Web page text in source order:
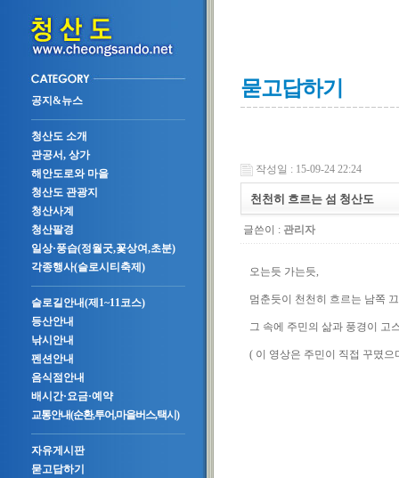
공지&뉴스
청산도 소개
관공서, 상가
해안도로와 마을
청산도 관광지
청산사계
청산팔경
일상·풍습(정월굿,꽃상여,초분)
각종행사(슬로시티축제)
슬로길안내(제1~11코스)
등산안내
낚시안내
펜션안내
음식점안내
배시간·요금·예약
교통안내(순환,투어,마을버스,택시)
자유게시판
묻고답하기
묻고답하기
작성일 : 15-09-24 22:24
천천히 흐르는 섬 청산도
글쓴이 : 관리자
오는듯 가는듯,
멈춘듯이 천천히 흐르는 남쪽
그 속에 주민의 삶과 풍경이 고
( 이 영상은 주민이 직접 꾸몄